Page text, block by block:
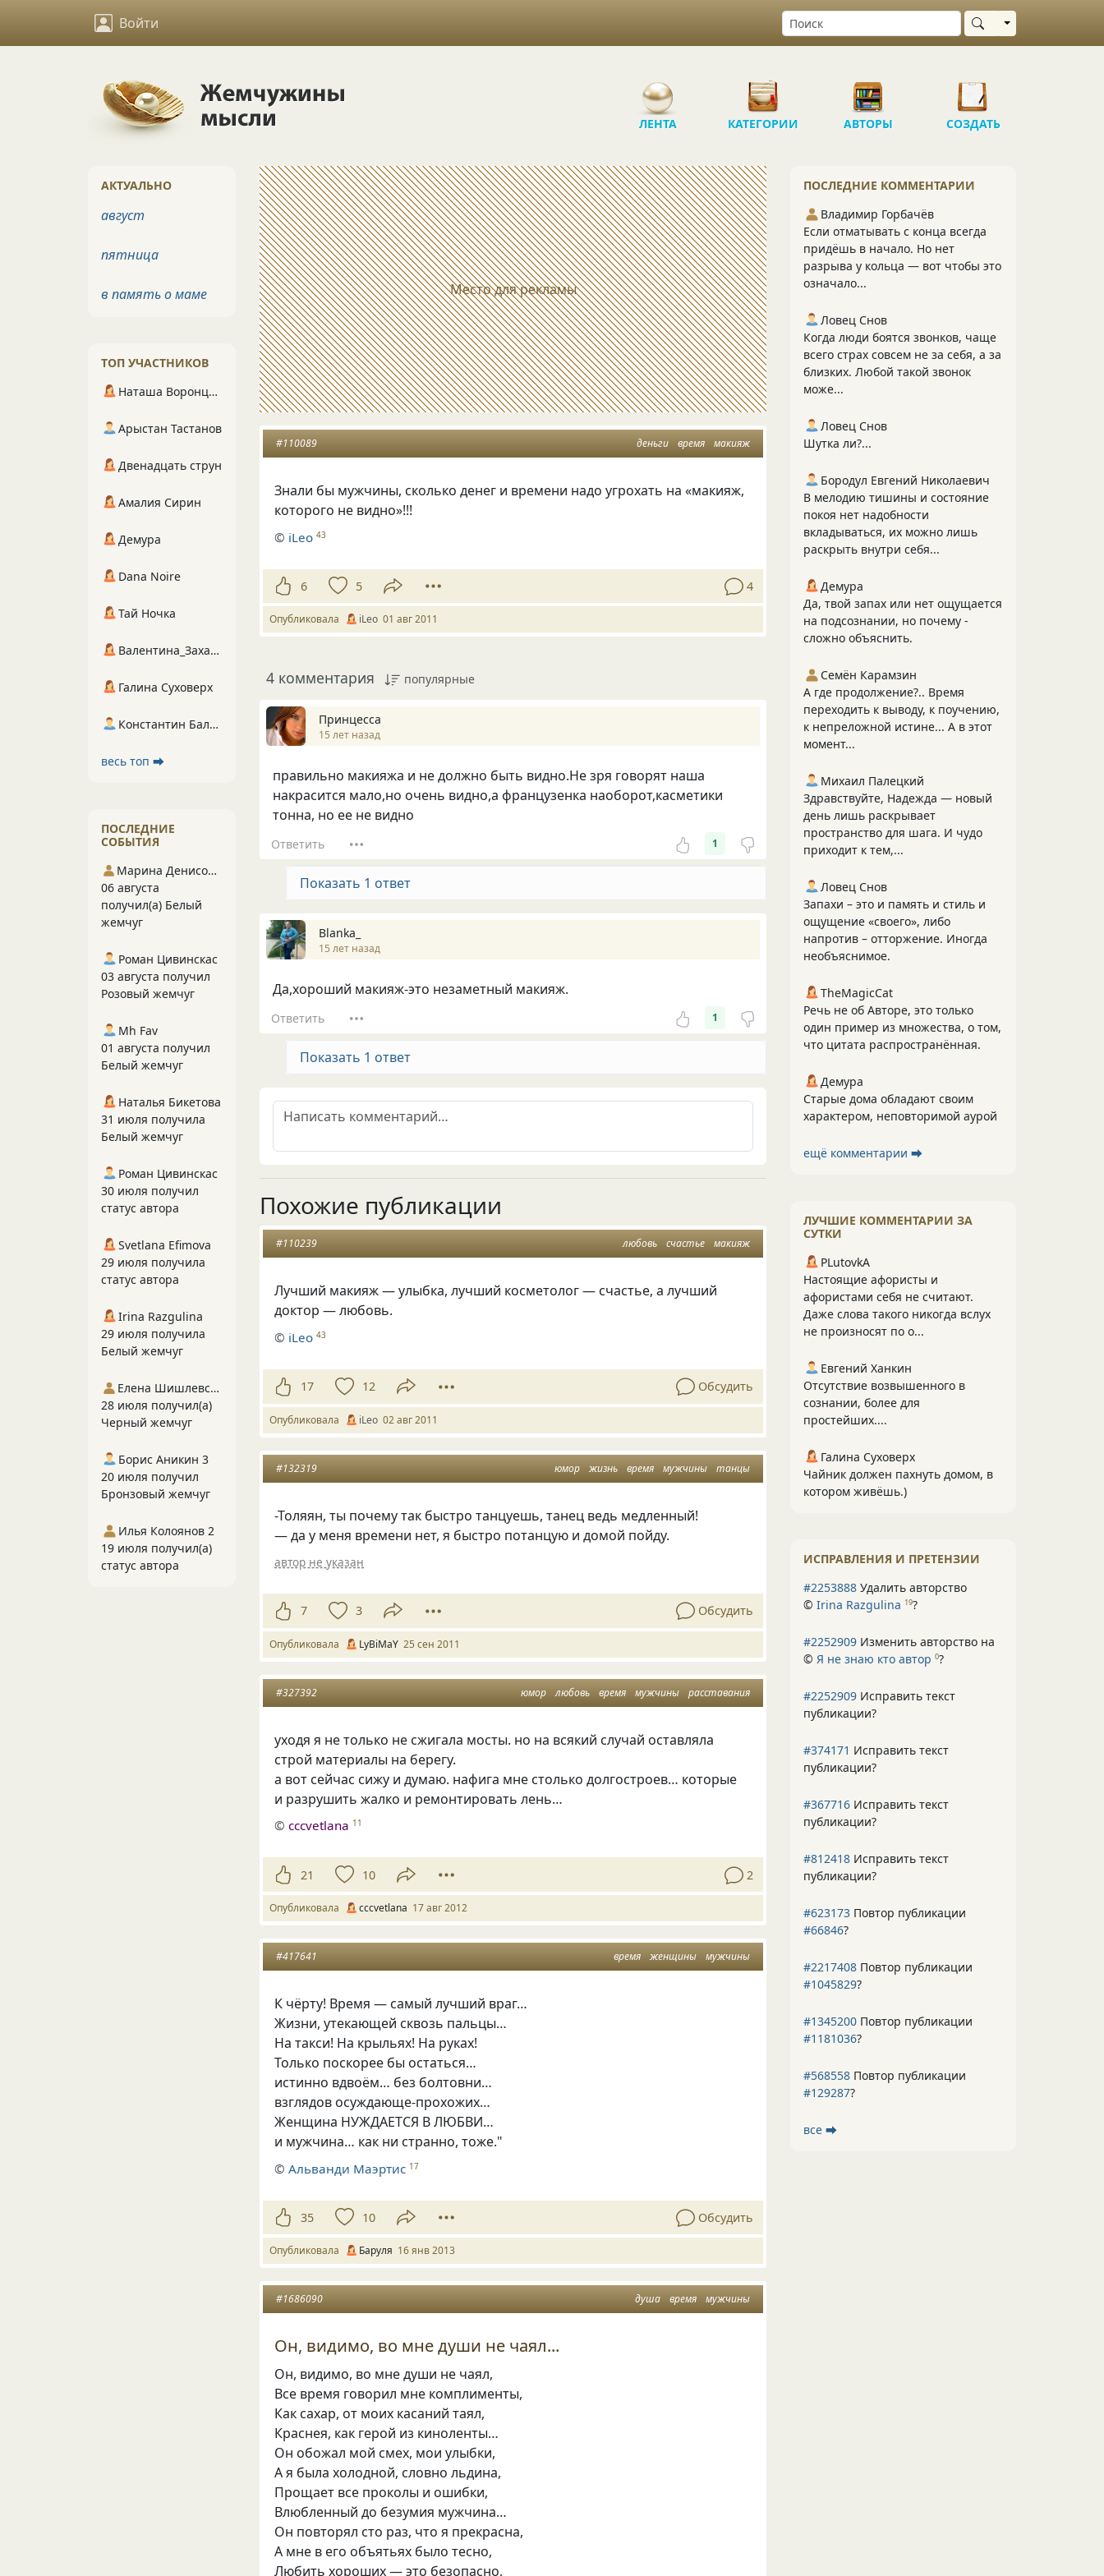
Войти Выбрать область
ЛЕНТА КАТЕГОРИИ АВТОРЫ СОЗДАТЬ
Место для рекламы
деньги время макияж
#110089
Знали бы мужчины, сколько денег и времени надо угрохать на «макияж,
которого не видно»!!!
© iLeo 43
6 5 4
Опубликовала iLeo 01 авг 2011
4 комментария популярные
Принцесса
15 лет назад
правильно макияжа и не должно быть видно.Не зря говорят наша
накрасится мало,но очень видно,а французенка наоборот,касметики
тонна, но ее не видно
Ответить 1
Показать 1 ответ
Blanka_
15 лет назад
Да,хороший макияж-это незаметный макияж.
Ответить 1
Показать 1 ответ
Похожие публикации
любовь счастье макияж
#110239
Лучший макияж — улыбка, лучший косметолог — счастье, а лучший
доктор — любовь.
© iLeo 43
17 12 Обсудить
Опубликовала iLeo 02 авг 2011
юмор жизнь время мужчины танцы
#132319
-Толяян, ты почему так быстро танцуешь, танец ведь медленный!
— да у меня времени нет, я быстро потанцую и домой пойду.
автор не указан
7 3 Обсудить
Опубликовала LyBiMaY 25 сен 2011
юмор любовь время мужчины расставания
#327392
уходя я не только не сжигала мосты. но на всякий случай оставляла
строй материалы на берегу.
а вот сейчас сижу и думаю. нафига мне столько долгостроев… которые
и разрушить жалко и ремонтировать лень…
©cccvetlana 11
21 10 2
Опубликовала cccvetlana 17 авг 2012
время женщины мужчины
#417641
К чёрту! Время — самый лучший враг…
Жизни, утекающей сквозь пальцы…
На такси! На крыльях! На руках!
Только поскорее бы остаться…
истинно вдвоём… без болтовни…
взглядов осуждающе-прохожих…
Женщина НУЖДАЕТСЯ В ЛЮБВИ…
и мужчина… как ни странно, тоже."
©Альванди Маэртис 17
35 10 Обсудить
Опубликовала Баруля 16 янв 2013
душа время мужчины
#1686090
Он, видимо, во мне души не чаял...
Он, видимо, во мне души не чаял,
Все время говорил мне комплименты,
Как сахар, от моих касаний таял,
Краснея, как герой из киноленты…
Он обожал мой смех, мои улыбки,
А я была холодной, словно льдина,
Прощает все проколы и ошибки,
Влюбленный до безумия мужчина…
Он повторял сто раз, что я прекрасна,
А мне в его объятьях было тесно,
Любить хороших — это безопасно,
ПОСЛЕДНИЕ КОММЕНТАРИИ
Владимир Горбачёв
Если отматывать с конца всегда
придёшь в начало. Но нет
разрыва у кольца — вот чтобы это
означало...
Ловец Снов
Когда люди боятся звонков, чаще
всего страх совсем не за себя, а за
близких. Любой такой звонок
може...
Ловец Снов
Шутка ли?...
Бородул Евгений Николаевич
В мелодию тишины и состояние
покоя нет надобности
вкладываться, их можно лишь
раскрыть внутри себя...
Демура
Да, твой запах или нет ощущается
на подсознании, но почему -
сложно объяснить.
Семён Карамзин
А где продолжение?.. Время
переходить к выводу, к поучению,
к непреложной истине... А в этот
момент...
Михаил Палецкий
Здравствуйте, Надежда — новый
день лишь раскрывает
пространство для шага. И чудо
приходит к тем,...
Ловец Снов
Запахи – это и память и стиль и
ощущение «своего», либо
напротив – отторжение. Иногда
необъяснимое.
TheMagicCat
Речь не об Авторе, это только
один пример из множества, о том,
что цитата распространённая.
Демура
Старые дома обладают своим
характером, неповторимой аурой
ещё комментарии ⮕
ЛУЧШИЕ КОММЕНТАРИИ ЗА
СУТКИ
PLutоvkА
Настоящие афористы и
афористами себя не считают.
Даже слова такого никогда вслух
не произносят по о...
Евгений Ханкин
Отсутствие возвышенного в
сознании, более для
простейших....
Галина Суховерх
Чайник должен пахнуть домом, в
котором живёшь.)
ИСПРАВЛЕНИЯ И ПРЕТЕНЗИИ
#2253888 Удалить авторство
© Irina Razgulina 19?
#2252909 Изменить авторство на
© Я не знаю кто автор 0?
#2252909 Исправить текст
публикации?
#374171 Исправить текст
публикации?
#367716 Исправить текст
публикации?
#812418 Исправить текст
публикации?
#623173 Повтор публикации
#66846?
#2217408 Повтор публикации
#1045829?
#1345200 Повтор публикации
#1181036?
#568558 Повтор публикации
#129287?
все ⮕
АКТУАЛЬНО
август
пятница
в память о маме
ТОП УЧАСТНИКОВ
Наташа Воронцова
Арыстан Тастанов
Двенадцать струн
Амалия Сирин
Демура
Dana Noire
Тай Ночка
Валентина_Захарова
Галина Суховерх
Константин Балухта
весь топ ⮕
ПОСЛЕДНИЕ
СОБЫТИЯ
Марина Денисова 5
06 августа
получил(а) Белый
жемчуг
Роман Цивинскас
03 августа получил
Розовый жемчуг
Mh Fav
01 августа получил
Белый жемчуг
Наталья Бикетова
31 июля получила
Белый жемчуг
Роман Цивинскас
30 июля получил
статус автора
Svetlana Efimova
29 июля получила
статус автора
Irina Razgulina
29 июля получила
Белый жемчуг
Елена Шишлевская
28 июля получил(а)
Черный жемчуг
Борис Аникин 3
20 июля получил
Бронзовый жемчуг
Илья Колоянов 2
19 июля получил(а)
статус автора